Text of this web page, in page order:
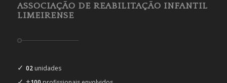
ASSOCIAÇÃO DE REABILITAÇÃO INFANTIL
LIMEIRENSE
✓ 02unidades